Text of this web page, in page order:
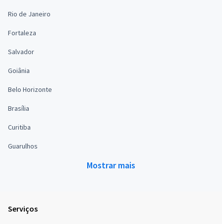
Rio de Janeiro
Fortaleza
Salvador
Goiânia
Belo Horizonte
Brasília
Curitiba
Guarulhos
Mostrar mais
Serviços